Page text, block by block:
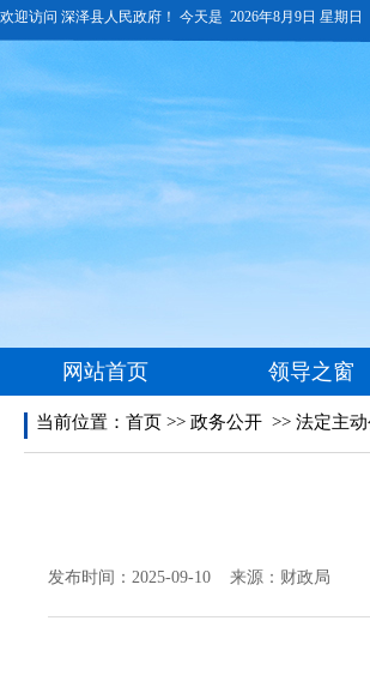
当前位置： 首页 >> 政务公开 >> 法定主
发布时间：2025-09-10 来源：财政局